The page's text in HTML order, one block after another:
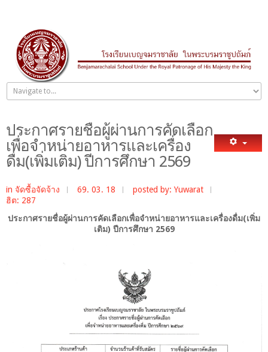
ประกาศรายชื่อผู้ผ่านการคัดเลือก
เพื่อจำหน่ายอาหารและเครื่อง
ดื่ม(เพิ่มเติม) ปีการศึกษา 2569
in จัดซื้อจัดจ้าง 69. 03. 18
posted by: Yuwarat
ฮิต: 287
ประกาศรายชื่อผู้ผ่านการคัดเลือกเพื่อจำหน่ายอาหารและเครื่องดื่ม(เพิ่ม
เติม) ปีการศึกษา 2569